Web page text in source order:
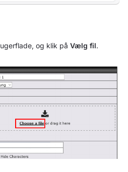
og klik på Vælg fil.